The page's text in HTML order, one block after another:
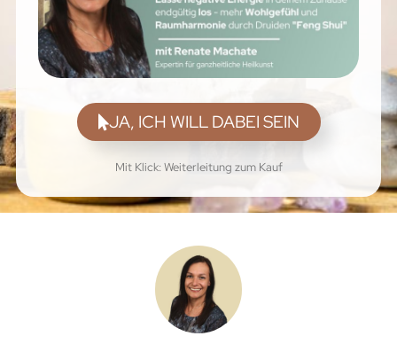
JA, ICH WILL DABEI SEIN
Mit Klick: Weiterleitung zum Kauf